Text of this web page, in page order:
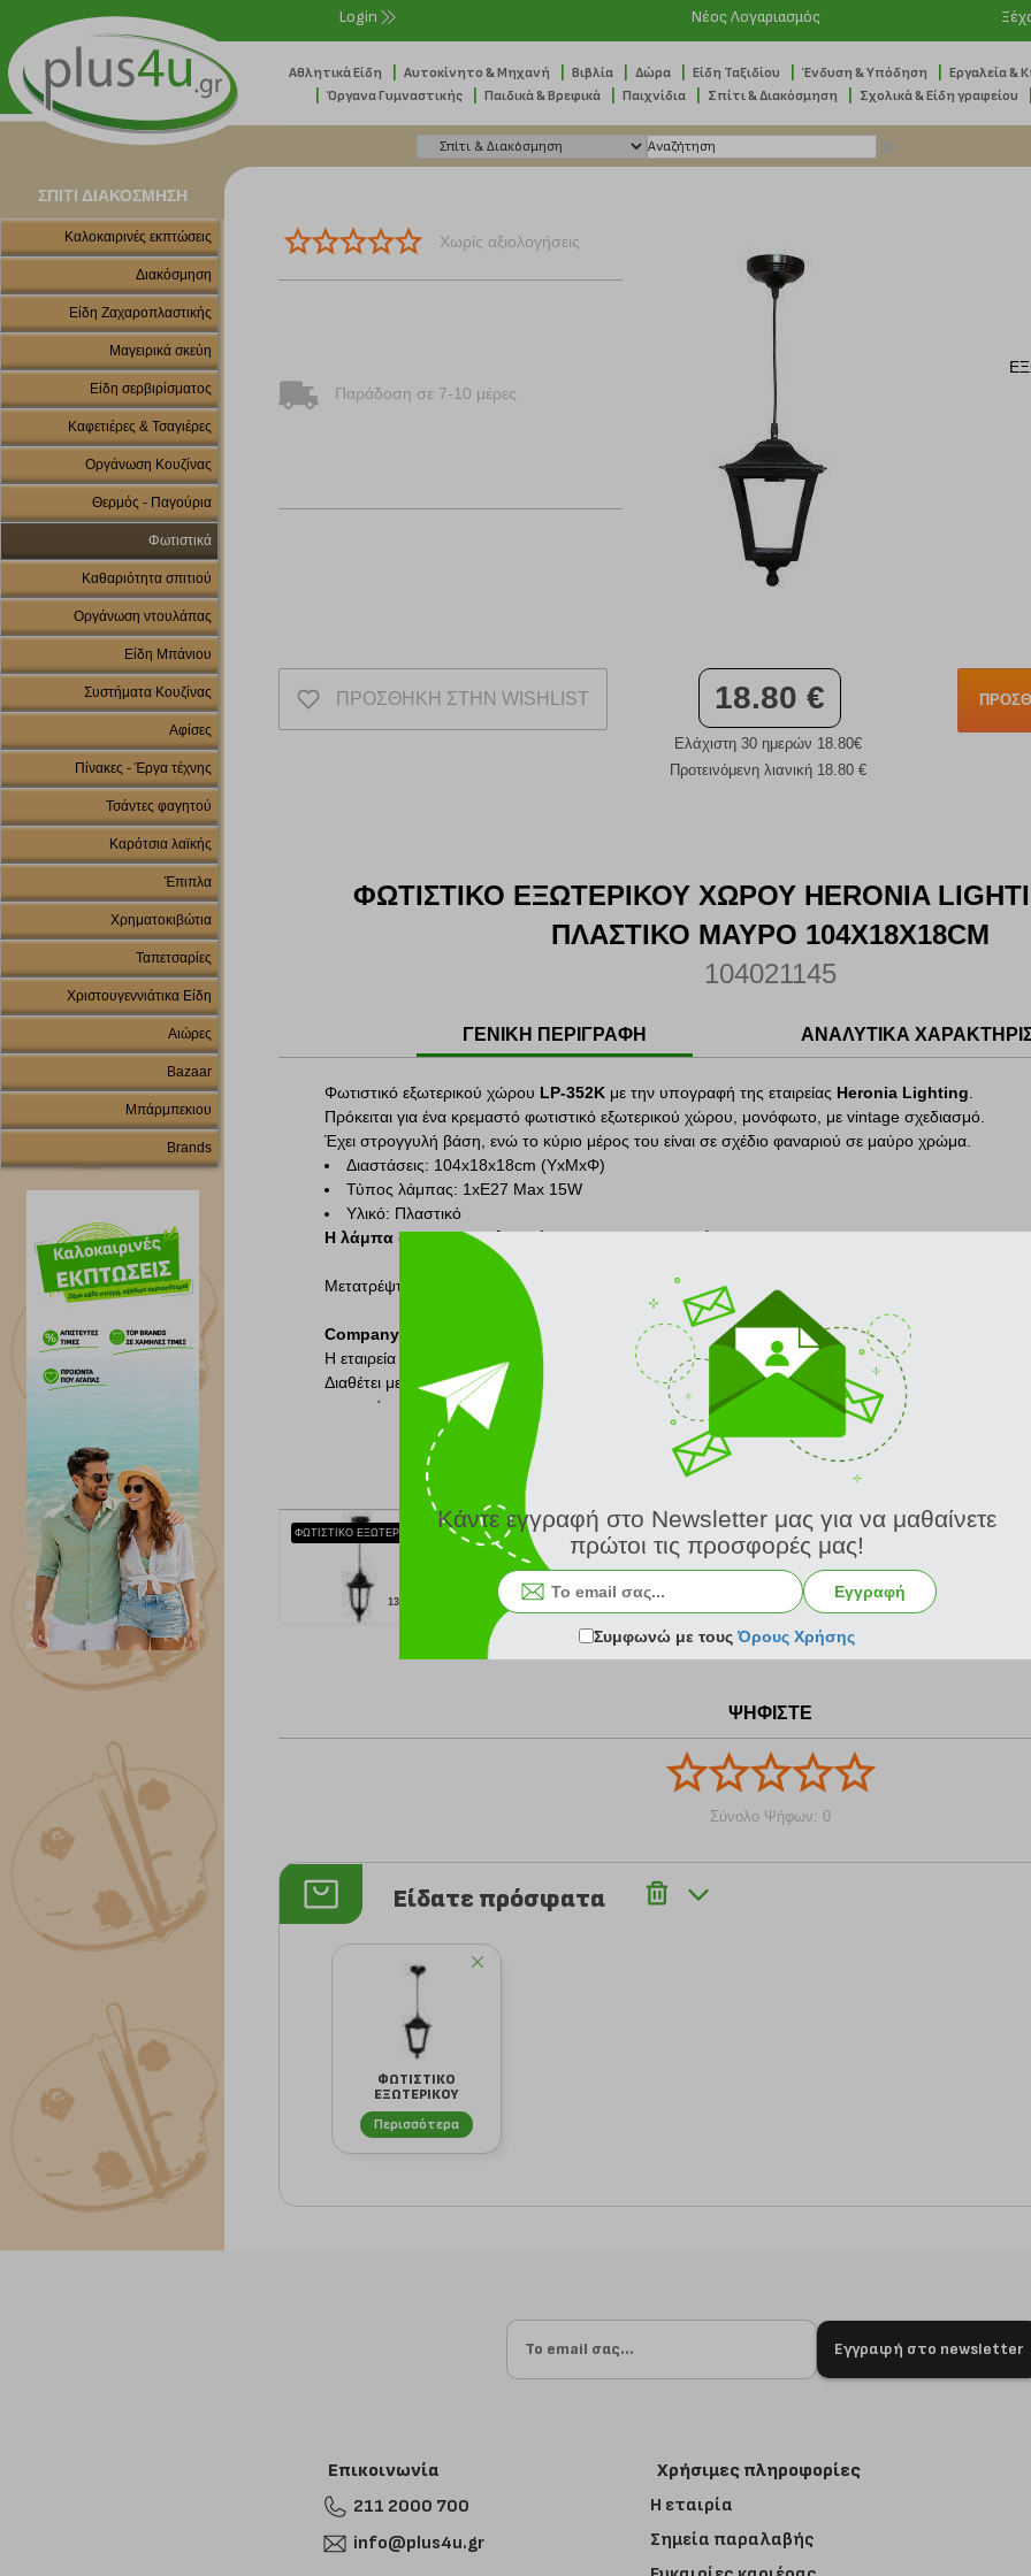
Login Νέος Λογαριασμός
Αθλητικά Είδη Αυτοκίνητο & Μηχανή Βιβλία Δώρα Είδη Ταξιδίου Ένδυση & Υπόδηση Εργαλεία &
Όργανα Γυμναστικής Παιδικά & Βρεφικά Παιχνίδια Σπίτι & Διακόσμηση Σχολικά & Είδη γραφείου
ΣΠΙΤΙ ΔΙΑΚΟΣΜΗΣΗ
Καλοκαιρινές εκπτώσεις
Διακόσμηση
Είδη Ζαχαροπλαστικής
Μαγειρικά σκεύη
Είδη σερβιρίσματος
Καφετιέρες & Τσαγιέρες
Οργάνωση Κουζίνας
Θερμός - Παγούρια
Φωτιστικά
Καθαριότητα σπιτιού
Οργάνωση ντουλάπας
Είδη Μπάνιου
Συστήματα Κουζίνας
Αφίσες
Πίνακες - Έργα τέχνης
Τσάντες φαγητού
Καρότσια λαϊκής
Έπιπλα
Χρηματοκιβώτια
Ταπετσαρίες
Χριστουγεννιάτικα Είδη
Αιώρες
Bazaar
Μπάρμπεκιου
Brands
Χωρίς αξιολογήσεις
Παράδοση σε 7-10 μέρες
ΠΡΟΣΘΗΚΗ ΣΤΗΝ WISHLIST 18.80 €
Ελάχιστη 30 ημερών 18.80€
Προτεινόμενη λιανική 18.80 €
ΦΩΤΙΣΤΙΚΟ ΕΞΩΤΕΡΙΚΟΥ ΧΩΡΟΥ HERONIA
ΠΛΑΣΤΙΚΟ ΜΑΥΡΟ 104X18X18CM
104021145
ΓΕΝΙΚΗ ΠΕΡΙΓΡΑΦΗ ΑΝΑΛΥΤΙΚΑ
Φωτιστικό εξωτερικού χώρου LP-352K με την υπογραφή της εταιρείας Heronia Lighting
Πρόκειται για ένα κρεμαστό φωτιστικό εξωτερικού χώρου, μονόφωτο, με vintage σχεδιασμό.
Έχει στρογγυλή βάση, ενώ το κύριο μέρος του είναι σε σχέδιο φαναριού σε μαύρο χρώμα.
Διαστάσεις: 104x18x18cm (ΥxΜxΦ)
Τύπος λάμπας: 1xΕ27 Max 15W
Υλικό: Πλαστικό
Η λάμπα δεν συμπεριλαμβάνεται στη συσκευασία.
Μετατρέψτε κάθε γωνιά του σπιτιού σας με μοναδικά φωτιστικά υψηλής αισθητικής και ιδιαίτερου
Company Info:
Η εταιρεία
Heronia Lighting
δραστηριοποιείται στην κατασκευή φωτιστικών εσωτερικού και
Διαθέτει μεγάλη γκάμα προϊόντων φωτισμού για μοντέρνες και κλασικές εφαρμογές, με στόχο
και ποιότητας κατασκευής.
ΣΧΕΤΙΚΑ ΠΡΟΪΟΝΤΑ
13.10 €
ΦΩΤΙΣΤΙΚΟ ΕΞΩΤΕΡΙΚΟΥ ΧΩΡΟΥ HERONIA LIGHTING LP-510K ΠΛΑΣΤΙΚΟ BRONZE 94X14.5X14.5CM
ΨΗΦΙΣΤΕ
Σύνολο Ψήφων: 0
Είδατε πρόσφατα
ΦΩΤΙΣΤΙΚΟ
ΕΞΩΤΕΡΙΚΟΥ
ΧΩΡΟΥ HERONIA
LIGHTING L...
Περισσότερα
Εγγραφή στο newsletter
Επικοινωνία
211 2000 700
info@plus4u.gr
Χρήσιμες πληροφορίες
Η εταιρία
Σημεία παραλαβής
Κάντε εγγραφή στο Newsletter μας για να μαθαίνετε
πρώτοι τις προσφορές μας!
Εγγραφή
Συμφωνώ με τουςΌρους Χρήσης